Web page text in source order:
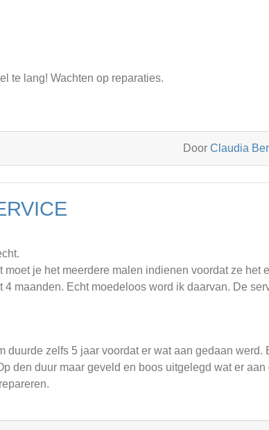
te lang! Wachten op reparaties.
Door Claudia
moet je het meerdere malen indienen voordat ze het
4 maanden. Echt moedeloos word ik daarvan. De
duurde zelfs 5 jaar voordat er wat aan gedaan werd.
den duur maar geveld en boos uitgelegd wat er